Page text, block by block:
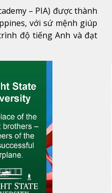
– PIA) được thành
với sứ mệnh giúp
độ tiếng Anh và đạt